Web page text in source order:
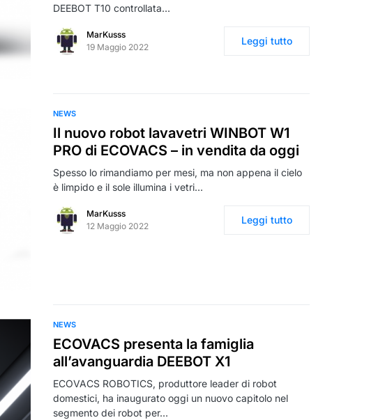
DEEBOT T10 controllata…
MarKusss
19 Maggio 2022
Leggi tutto
NEWS
Il nuovo robot lavavetri WINBOT W1
PRO di ECOVACS – in vendita da oggi
Spesso lo rimandiamo per mesi, ma non appena il cielo
è limpido e il sole illumina i vetri…
MarKusss
12 Maggio 2022
Leggi tutto
NEWS
ECOVACS presenta la famiglia
all’avanguardia DEEBOT X1
ECOVACS ROBOTICS, produttore leader di robot
domestici, ha inaugurato oggi un nuovo capitolo nel
segmento dei robot per…